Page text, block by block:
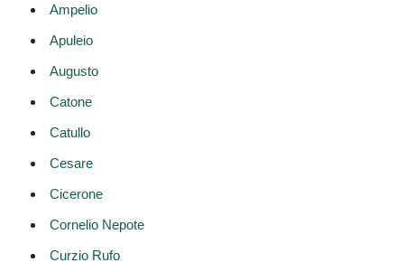
Ampelio
Apuleio
Augusto
Catone
Catullo
Cesare
Cicerone
Cornelio Nepote
Curzio Rufo